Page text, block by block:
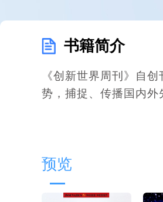
书籍简介
《创新世界周刊》自
势，捕捉、传播国内外
预览